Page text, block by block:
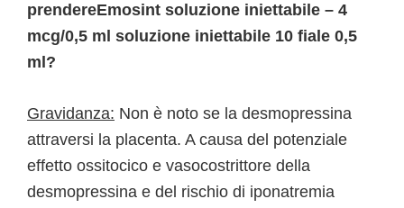
prendereEmosint soluzione iniettabile – 4
mcg/0,5 ml soluzione iniettabile 10 fiale 0,5
ml?
Gravidanza: Non è noto se la desmopressina
attraversi la placenta. A causa del potenziale
effetto ossitocico e vasocostrittore della
desmopressina e del rischio di iponatremia